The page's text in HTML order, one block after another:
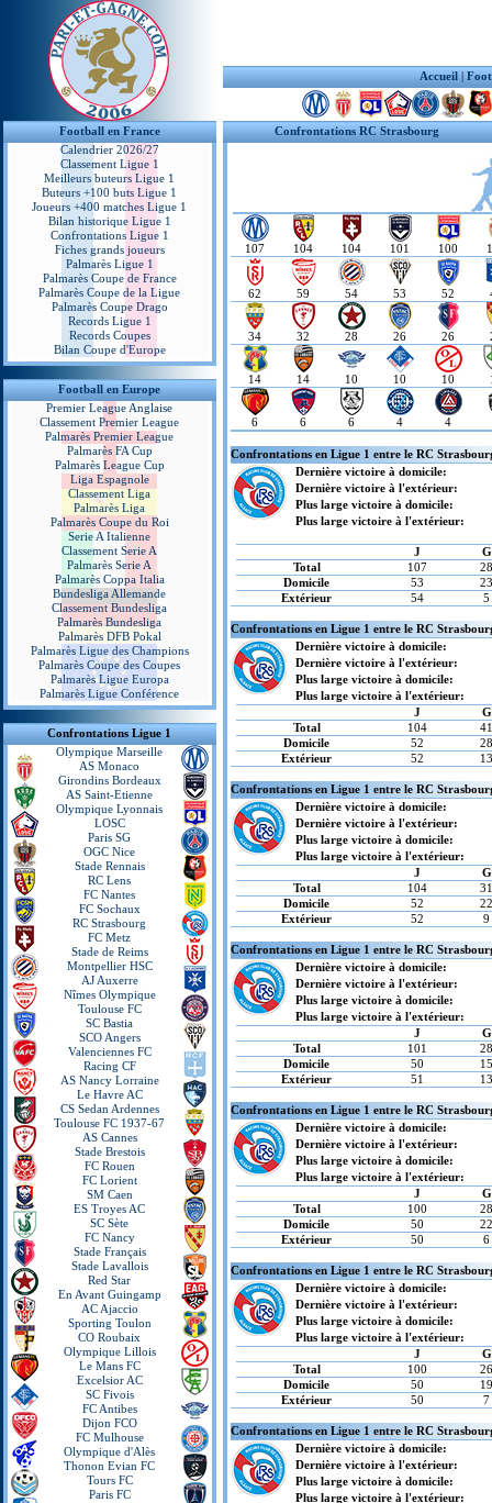
Accueil |
Football en France
Calendrier 2026/27
Classement Ligue 1
Meilleurs buteurs Ligue 1
Buteurs +100 buts Ligue 1
Joueurs +400 matches Ligue 1
Bilan historique Ligue 1
Confrontations Ligue 1
Fiches grands joueurs
Palmarès Ligue 1
Palmarès Coupe de France
Palmarès Coupe de la Ligue
Palmarès Coupe Drago
Records Ligue 1
Records Coupes
Bilan Coupe d'Europe
Football en Europe
Premier League Anglaise
Classement Premier League
Palmarès Premier League
Palmarès FA Cup
Palmarès League Cup
Liga Espagnole
Classement Liga
Palmarès Liga
Palmarès Coupe du Roi
Serie A Italienne
Classement Serie A
Palmarès Serie A
Palmarès Coppa Italia
Bundesliga Allemande
Classement Bundesliga
Palmarès Bundesliga
Palmarès DFB Pokal
Palmarès Ligue des Champions
Palmarès Coupe des Coupes
Palmarès Ligue Europa
Palmarès Ligue Conférence
Confrontations Ligue 1
Olympique Marseille
AS Monaco
Girondins Bordeaux
AS Saint-Etienne
Olympique Lyonnais
LOSC
Paris SG
OGC Nice
Stade Rennais
RC Lens
FC Nantes
FC Sochaux
RC Strasbourg
FC Metz
Stade de Reims
Montpellier HSC
AJ Auxerre
Nîmes Olympique
Toulouse FC
SC Bastia
SCO Angers
Valenciennes FC
Racing CF
AS Nancy Lorraine
Le Havre AC
CS Sedan Ardennes
Toulouse FC 1937-67
AS Cannes
Stade Brestois
FC Rouen
FC Lorient
SM Caen
ES Troyes AC
SC Sète
FC Nancy
Stade Français
Stade Lavallois
Red Star
En Avant Guingamp
AC Ajaccio
Sporting Toulon
CO Roubaix
Olympique Lillois
Le Mans FC
Excelsior AC
SC Fivois
FC Antibes
Dijon FCO
FC Mulhouse
Olympique d'Alès
Thonon Evian FC
Tours FC
Paris FC
Confrontations RC Strasbourg
107 104 104 101 100
62 59 54 53 52
34 32 28 26 26
14 14 10 10 10
6 6 6 4 4
Confrontations en Ligue 1 entre le RC
Dernière victoire à domicile:
Dernière victoire à l'extérieur:
Plus large victoire à domicile:
Plus large victoire à l'extérieur:
J
G
Total
107
Domicile
53
Extérieur
54 5
Confrontations en Ligue 1 entre le RC
Dernière victoire à domicile:
Dernière victoire à l'extérieur:
Plus large victoire à domicile:
Plus large victoire à l'extérieur:
J
G
Total
104
Domicile
52
Extérieur
52
Confrontations en Ligue 1 entre le RC
Dernière victoire à domicile:
Dernière victoire à l'extérieur:
Plus large victoire à domicile:
Plus large victoire à l'extérieur:
J
G
Total
104
Domicile
52
Extérieur
52 9
Confrontations en Ligue 1 entre le RC
Dernière victoire à domicile:
Dernière victoire à l'extérieur:
Plus large victoire à domicile:
Plus large victoire à l'extérieur:
J
G
Total
101
Domicile
50
Extérieur
51
Confrontations en Ligue 1 entre le RC
Dernière victoire à domicile:
Dernière victoire à l'extérieur:
Plus large victoire à domicile:
Plus large victoire à l'extérieur:
J
G
Total
100
Domicile
50
Extérieur
50 6
Confrontations en Ligue 1 entre le RC
Dernière victoire à domicile:
Dernière victoire à l'extérieur:
Plus large victoire à domicile:
Plus large victoire à l'extérieur:
J
G
Total
100
Domicile
50
Extérieur
50 7
Confrontations en Ligue 1 entre le RC
Dernière victoire à domicile:
Dernière victoire à l'extérieur:
Plus large victoire à domicile:
Plus large victoire à l'extérieur: